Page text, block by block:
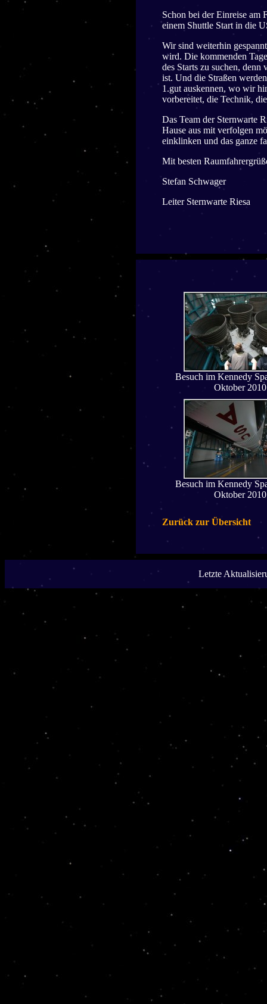
Schon bei der Einreise am
einem Shuttle Start in die
Wir sind weiterhin
wird. Die kommenden
des Starts zu suchen,
ist. Und die Straßen
1.gut auskennen, wo wir
vorbereitet, die Technik,
Das Team der Sternwarte
Hause aus mit verfolgen
einklinken und das ganze
Mit besten
Stefan Schwager
Leiter Sternwarte Riesa
Besuch im Kennedy
Oktober 2010
Besuch im Kennedy
Oktober 2010
Zurück zur Übersicht
Letzte